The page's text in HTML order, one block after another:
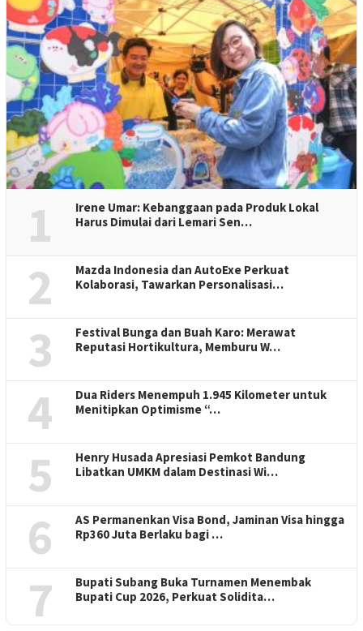
1
Irene Umar: Kebanggaan pada Produk Lokal
Harus Dimulai dari Lemari Sen…
2
Mazda Indonesia dan AutoExe Perkuat
Kolaborasi, Tawarkan Personalisasi…
3
Festival Bunga dan Buah Karo: Merawat
Reputasi Hortikultura, Memburu W…
4
Dua Riders Menempuh 1.945 Kilometer untuk
Menitipkan Optimisme “…
5
Henry Husada Apresiasi Pemkot Bandung
Libatkan UMKM dalam Destinasi Wi…
6
AS Permanenkan Visa Bond, Jaminan Visa hingga
Rp360 Juta Berlaku bagi …
7
Bupati Subang Buka Turnamen Menembak
Bupati Cup 2026, Perkuat Solidita…